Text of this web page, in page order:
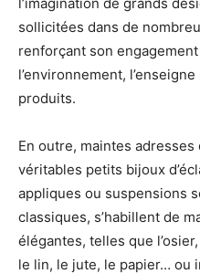
sollicitées dans de
renforçant son
l’environnement,
produits.
En outre, maintes
véritables petits bijoux
appliques ou suspensions
classiques, s’habillent de
élégantes, telles que
le lin, le jute, le papier… ou